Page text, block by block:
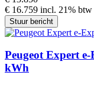
€ 16.759 incl. 21% btw
Stuur bericht
Peugeot Expert
kWh